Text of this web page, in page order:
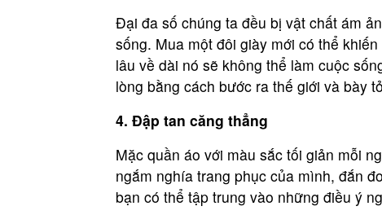
Đại đa số chúng ta đều bị vật chất ám
sống. Mua một đôi giày mới có thể
lâu về dài nó sẽ không thể làm cuộc
lòng bằng cách bước ra thế giới và bày
4. Đập tan căng thẳng
Mặc quần áo với màu sắc tối giản mỗi
ngắm nghía trang phục của mình, đắn
bạn có thể tập trung vào những điều ý